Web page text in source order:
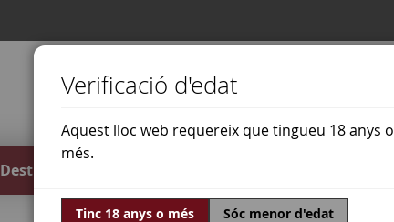
Destil·lats
Verificació d'edat
Aquest lloc web requereix que tingueu 18 anys o
més.
Tinc 18 anys o més Sóc menor d'edat